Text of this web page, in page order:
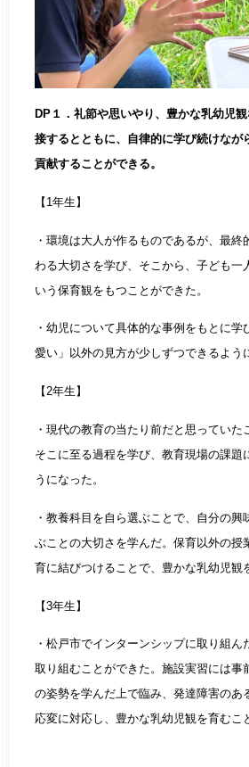
DP１．礼節や思いやり、豊かな乳幼児
接するとともに、自律的に学び続けなが
貢献することができる。
【1年生】
・環境は大人が作るものであるが、最終
わる大切さを学び、そこから、子ども一
いう保育観をもつことができた。
・幼児について具体的な事例をもとに学
愛い」以外の見方が少しずつできるよう
【2年生】
・現代の教育の当たり前だと思っていた
そこに至る過程を学び、教育現場の課題
うになった。
・教養科目を自ら選ぶことで、自分の興
ぶことの大切さを学んだ。保育以外の授
育に結びつけることで、豊かな乳幼児観
【3年生】
・松戸市でインターンシップに取り組ん
取り組むことができた。施設実習には事
の姿勢を学んだ上で臨み、発達障害のあ
応変に対応し、豊かな乳幼児観を育むこ